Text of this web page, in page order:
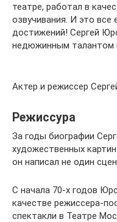
театре, работал в
озвучивания. И это
достижений! Сергей
недюжинным талантом
Актер и режиссер
Режиссура
За годы биографии
художественных
он написал не один
С начала 70-х годов
качестве режиссера-
спектакли в Театре